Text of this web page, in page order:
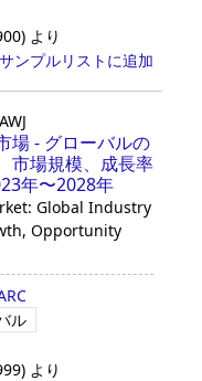
) より
ンプルリストに追加
場 - グローバルの
市場規模、成長率
年〜2028年
Global Industry
Opportunity
ル
) より